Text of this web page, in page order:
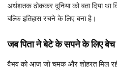
अर्धशतक ठोककर दुनिया को बता दिया
बल्कि इतिहास रचने के लिए बना है।
जब पिता ने बेटे के सपने के लिए बेच
वैभव को आज जो चमक और शोहरत मिल रही